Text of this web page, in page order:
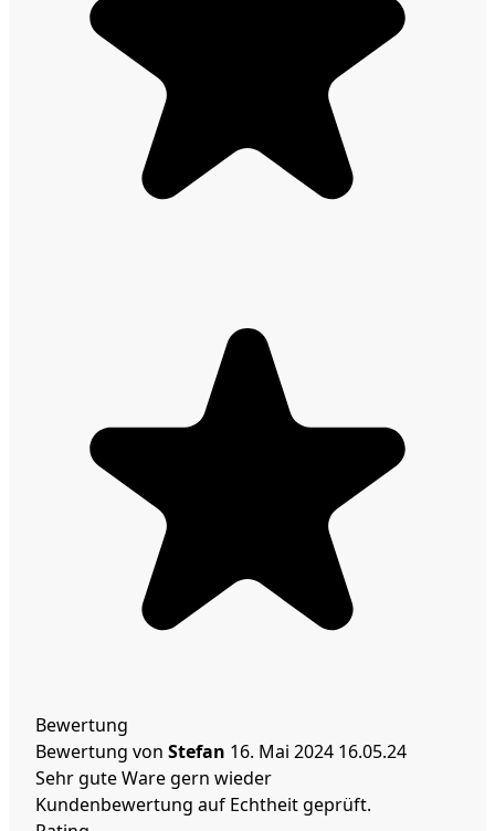
Bewertung
Bewertung von Stefan 16. Mai 2024 16.05.24
Sehr gute Ware gern wieder
Kundenbewertung auf Echtheit geprüft.